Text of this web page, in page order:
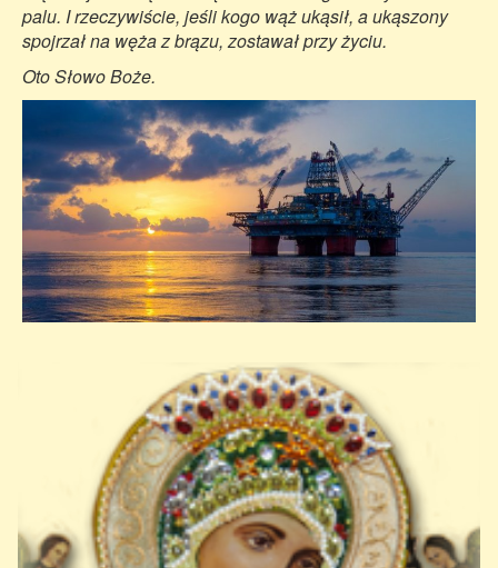
palu. I rzeczywiście, jeśli kogo wąż ukąsił, a ukąszony
spojrzał na węża z brązu, zostawał przy życiu.
Oto Słowo Boże.